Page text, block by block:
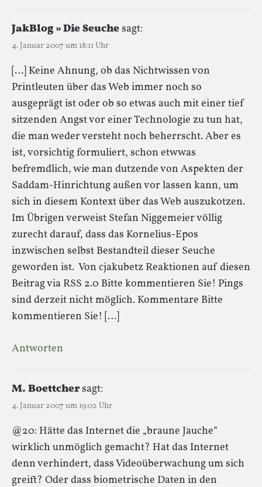
JakBlog » Die Seuchesagt:
4. Januar 2007 um 18:11 Uhr
[…] Keine Ahnung, ob das Nichtwissen von
Printleuten über das Web immer noch so
ausgeprägt ist oder ob so etwas auch mit einer tief
sitzenden Angst vor einer Technologie zu tun hat,
die man weder versteht noch beherrscht. Aber es
ist, vorsichtig formuliert, schon etwwas
befremdlich, wie man dutzende von Aspekten der
Saddam-Hinrichtung außen vor lassen kann, um
sich in diesem Kontext über das Web auszukotzen.
Im Übrigen verweist Stefan Niggemeier völlig
zurecht darauf, dass das Kornelius-Epos
inzwischen selbst Bestandteil dieser Seuche
geworden ist. Von cjakubetz Reaktionen auf diesen
Beitrag via RSS 2.0 Bitte kommentieren Sie! Pings
sind derzeit nicht möglich. Kommentare Bitte
kommentieren Sie! […]
Antworten
M. Boettchersagt:
4. Januar 2007 um 19:02 Uhr
@20: Hätte das Internet die „braune Jauche“
wirklich unmöglich gemacht? Hat das Internet
denn verhindert, dass Videoüberwachung um sich
greift? Oder dass biometrische Daten in den